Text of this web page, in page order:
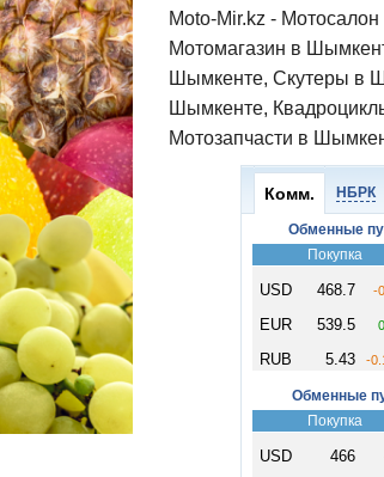
Moto-Mir.kz -
Мотомагазин в
Шымкенте, Скутеры в
Шымкенте,
Мотозапчасти в